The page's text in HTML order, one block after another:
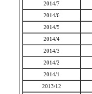
2014/7
2014/6
2014/5
2014/4
2014/3
2014/2
2014/1
2013/12